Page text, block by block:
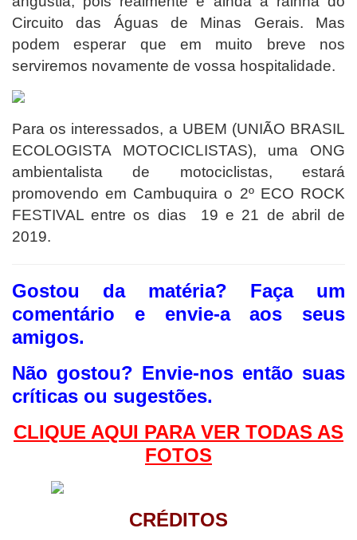
Circuito das Águas de Minas Gerais. Mas
podem esperar que em muito breve nos
serviremos novamente de vossa hospitalidade.
Para os interessados, a UBEM (UNIÃO BRASIL
ECOLOGISTA MOTOCICLISTAS), uma ONG
ambientalista de motociclistas, estará
promovendo em Cambuquira o 2º ECO ROCK
FESTIVAL entre os dias 19 e 21 de abril de
2019.
Gostou da matéria? Faça um
comentário e envie-a aos seus
amigos.
Não gostou? Envie-nos então suas
críticas ou sugestões.
CLIQUE AQUI PARA VER TODAS AS
FOTOS
CRÉDITOS